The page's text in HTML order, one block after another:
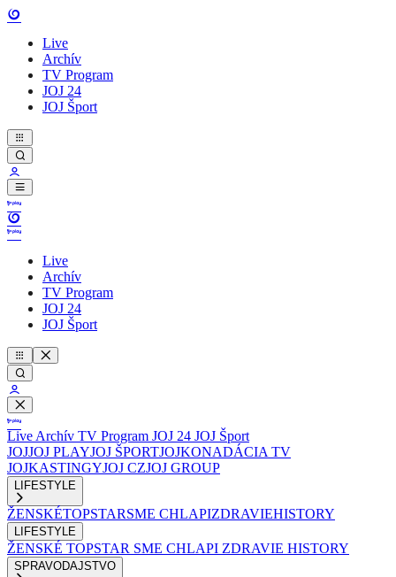
Live
Archív
TV Program
JOJ 24
JOJ Šport
Live
Archív
TV Program
JOJ 24
JOJ Šport
Live Archív TV Program JOJ 24 JOJ Šport
JOJJOJ PLAYJOJ ŠPORTJOJKONADÁCIA TV
JOJKASTINGYJOJ CZJOJ GROUP
LIFESTYLE
ŽENSKÉTOPSTARSME CHLAPIZDRAVIEHISTORY
LIFESTYLE
ŽENSKÉ TOPSTAR SME CHLAPI ZDRAVIE HISTORY
SPRAVODAJSTVO